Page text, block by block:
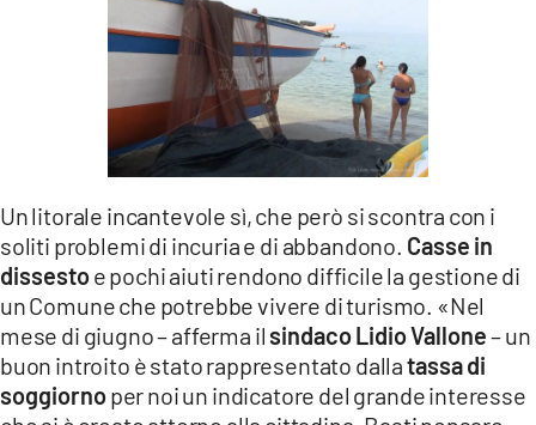
Un litorale incantevole sì, che però si scontra con i
soliti problemi di incuria e di abbandono. Casse in
dissestoe pochi aiuti rendono difficile la gestione di
un Comune che potrebbe vivere di turismo. «Nel
mese di giugno – afferma il sindaco Lidio Vallone– un
buon introito è stato rappresentato dallatassa di
soggiornoper noi un indicatore del grande interesse